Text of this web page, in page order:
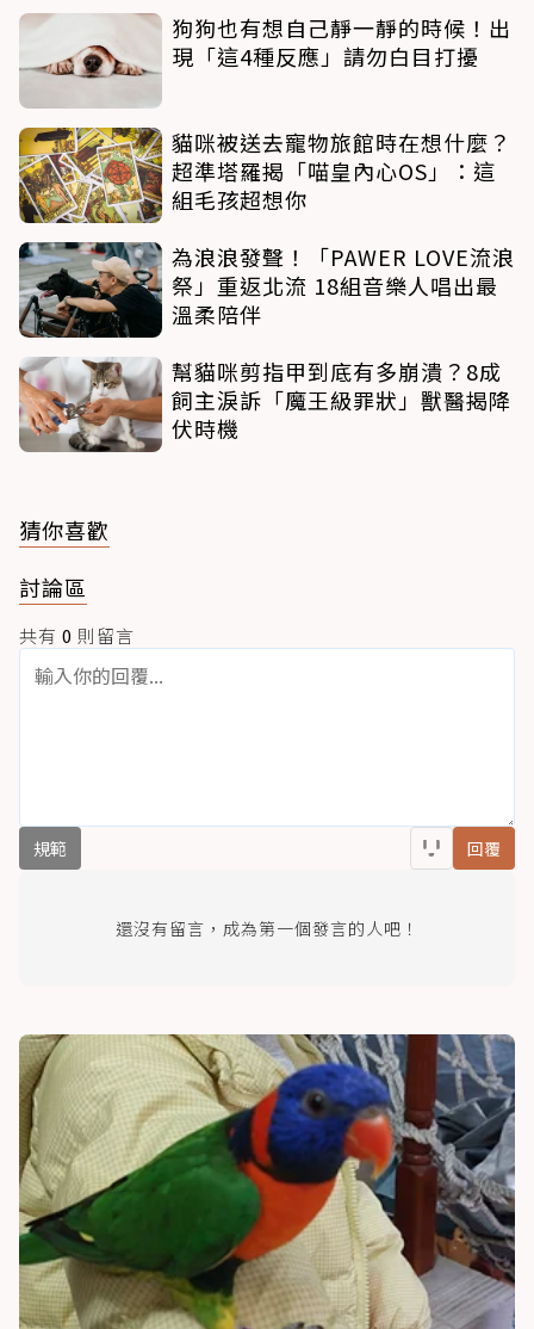
狗狗也有想自己靜一靜的時候！出
現「這4種反應」請勿白目打擾
貓咪被送去寵物旅館時在想什麼？
超準塔羅揭「喵皇內心OS」：這
組毛孩超想你
為浪浪發聲！「PAWER LOVE流浪
祭」重返北流 18組音樂人唱出最
溫柔陪伴
幫貓咪剪指甲到底有多崩潰？8成
飼主淚訴「魔王級罪狀」獸醫揭降
伏時機
猜你喜歡
討論區
共有 0 則留言
規範 回覆
還沒有留言，成為第一個發言的人吧！